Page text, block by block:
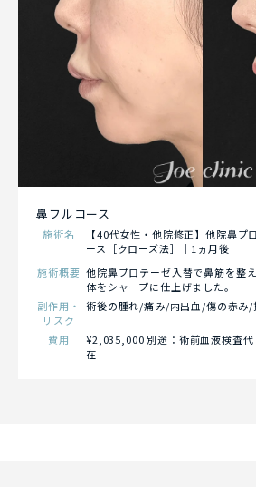
鼻フルコース
施術名
【40代女性・他院修正】他院鼻プ
ース［クローズ法］｜1ヵ月後
施術概要 他院鼻プロテーゼ入替で鼻筋を整
体をシャープに仕上げました。
副作用・
リスク
術後の腫れ/痛み/内出血/傷の赤み
費用
¥2,035,000 別途：術前血液検査
在